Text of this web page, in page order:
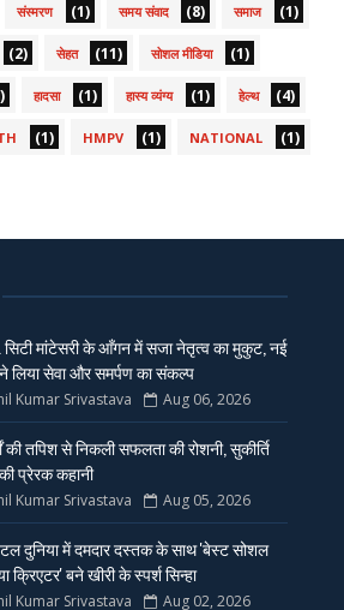
संस्मरण (1) समय संवाद (8) समाज (1)
(2) सेहत (11) सोशल मीडिया (1)
हादसा (1) हास्य व्यंग्य (1) हेल्थ (4)
(1) HMPV (1) NATIONAL (1)
सिटी मांटेसरी के आँगन में सजा नेतृत्व का मुकुट, नई
ने लिया सेवा और समर्पण का संकल्प
Kumar Srivastava Aug 06, 2026
की तपिश से निकली सफलता की रोशनी, सुकीर्ति
प्रेरक कहानी
Kumar Srivastava Aug 05, 2026
दुनिया में दमदार दस्तक के साथ 'बेस्ट सोशल
क्रिएटर' बने खीरी के स्पर्श सिन्हा
Kumar Srivastava Aug 02, 2026